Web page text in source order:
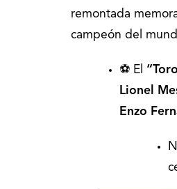
remontada
campeón del
⚽ El
Lionel
Enzo